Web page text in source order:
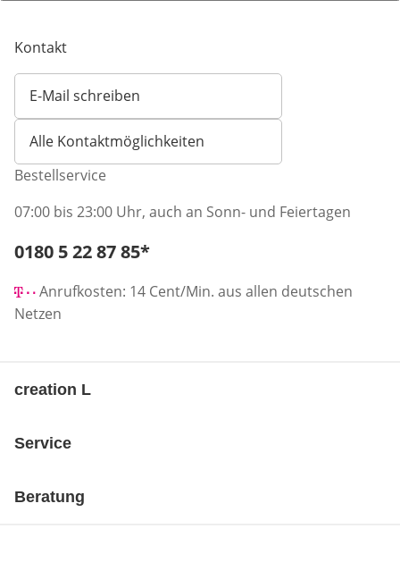
Kontakt
E-Mail schreiben
Öffnet E-Mail-Client
Alle Kontaktmöglichkeiten
Bestellservice
07:00 bis 23:00 Uhr, auch an Sonn- und Feiertagen
Telefonnummer:
0180 5 22 87 85*
Anrufkosten: 14 Cent/Min. aus allen deutschen
Netzen
creation L
Service
Beratung